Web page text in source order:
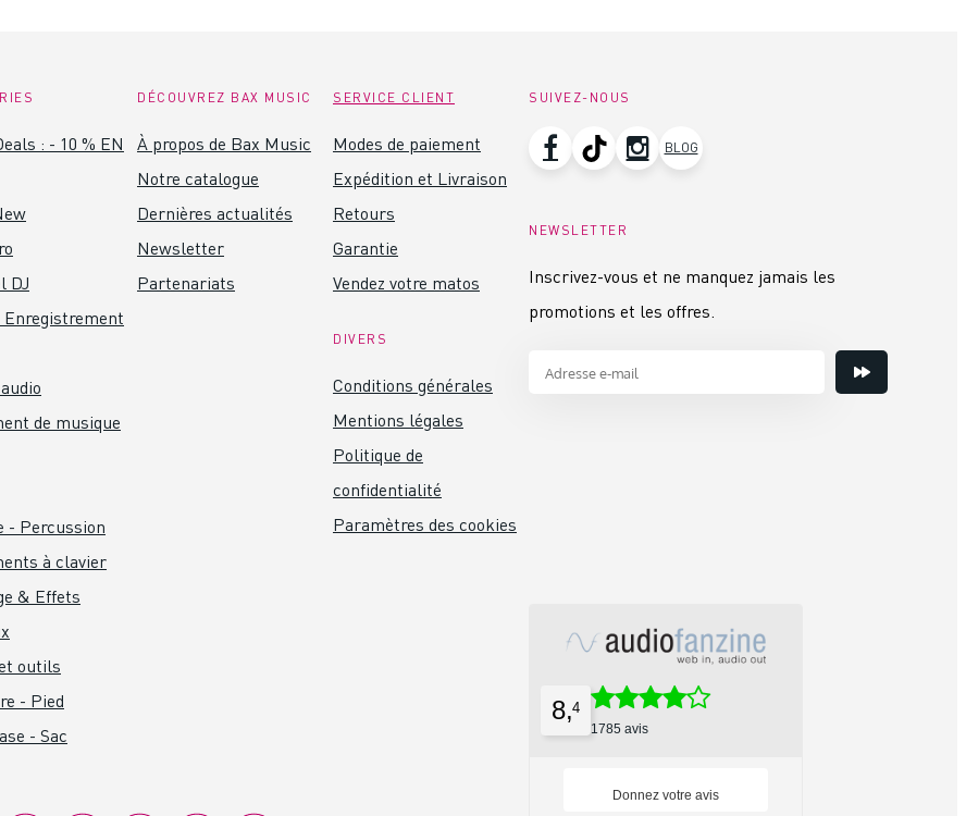
: - 10 % EN
DJ
Enregistrement
de musique
- Percussion
à clavier
& Effets
outils
- Pied
- Sac
DÉCOUVREZ BAX MUSIC
À propos de Bax Music
Notre catalogue
Dernières actualités
Newsletter
Partenariats
SERVICE CLIENT
Modes de paiement
Expédition et Livraison
Retours
Garantie
Vendez votre matos
DIVERS
Conditions générales
Mentions légales
Politique de
confidentialité
Paramètres des cookies
SUIVEZ-NOUS
BLOG
NEWSLETTER
Inscrivez-vous et ne manquez jamais les
promotions et les offres.
8,4
1785 avis
Donnez votre avis